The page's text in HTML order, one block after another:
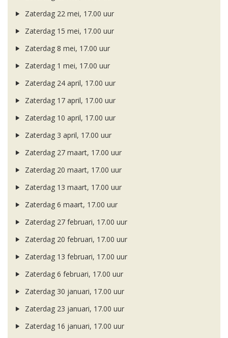
Zaterdag 22 mei, 17.00 uur
Zaterdag 15 mei, 17.00 uur
Zaterdag 8 mei, 17.00 uur
Zaterdag 1 mei, 17.00 uur
Zaterdag 24 april, 17.00 uur
Zaterdag 17 april, 17.00 uur
Zaterdag 10 april, 17.00 uur
Zaterdag 3 april, 17.00 uur
Zaterdag 27 maart, 17.00 uur
Zaterdag 20 maart, 17.00 uur
Zaterdag 13 maart, 17.00 uur
Zaterdag 6 maart, 17.00 uur
Zaterdag 27 februari, 17.00 uur
Zaterdag 20 februari, 17.00 uur
Zaterdag 13 februari, 17.00 uur
Zaterdag 6 februari, 17.00 uur
Zaterdag 30 januari, 17.00 uur
Zaterdag 23 januari, 17.00 uur
Zaterdag 16 januari, 17.00 uur